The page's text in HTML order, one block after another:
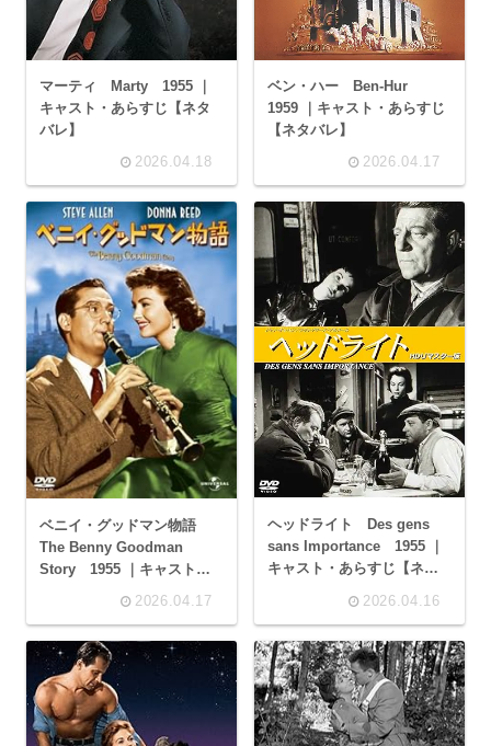
マーティ Marty 1955 ｜
キャスト・あらすじ【ネタ
バレ】
2026.04.18
ベン・ハー Ben-Hur
1959 ｜キャスト・あらすじ
【ネタバレ】
2026.04.17
ベニイ・グッドマン物語
The Benny Goodman
Story 1955 ｜キャスト・
2026.04.17
ヘッドライト Des gens
sans Importance 1955 ｜
キャスト・あらすじ【ネタ
2026.04.16